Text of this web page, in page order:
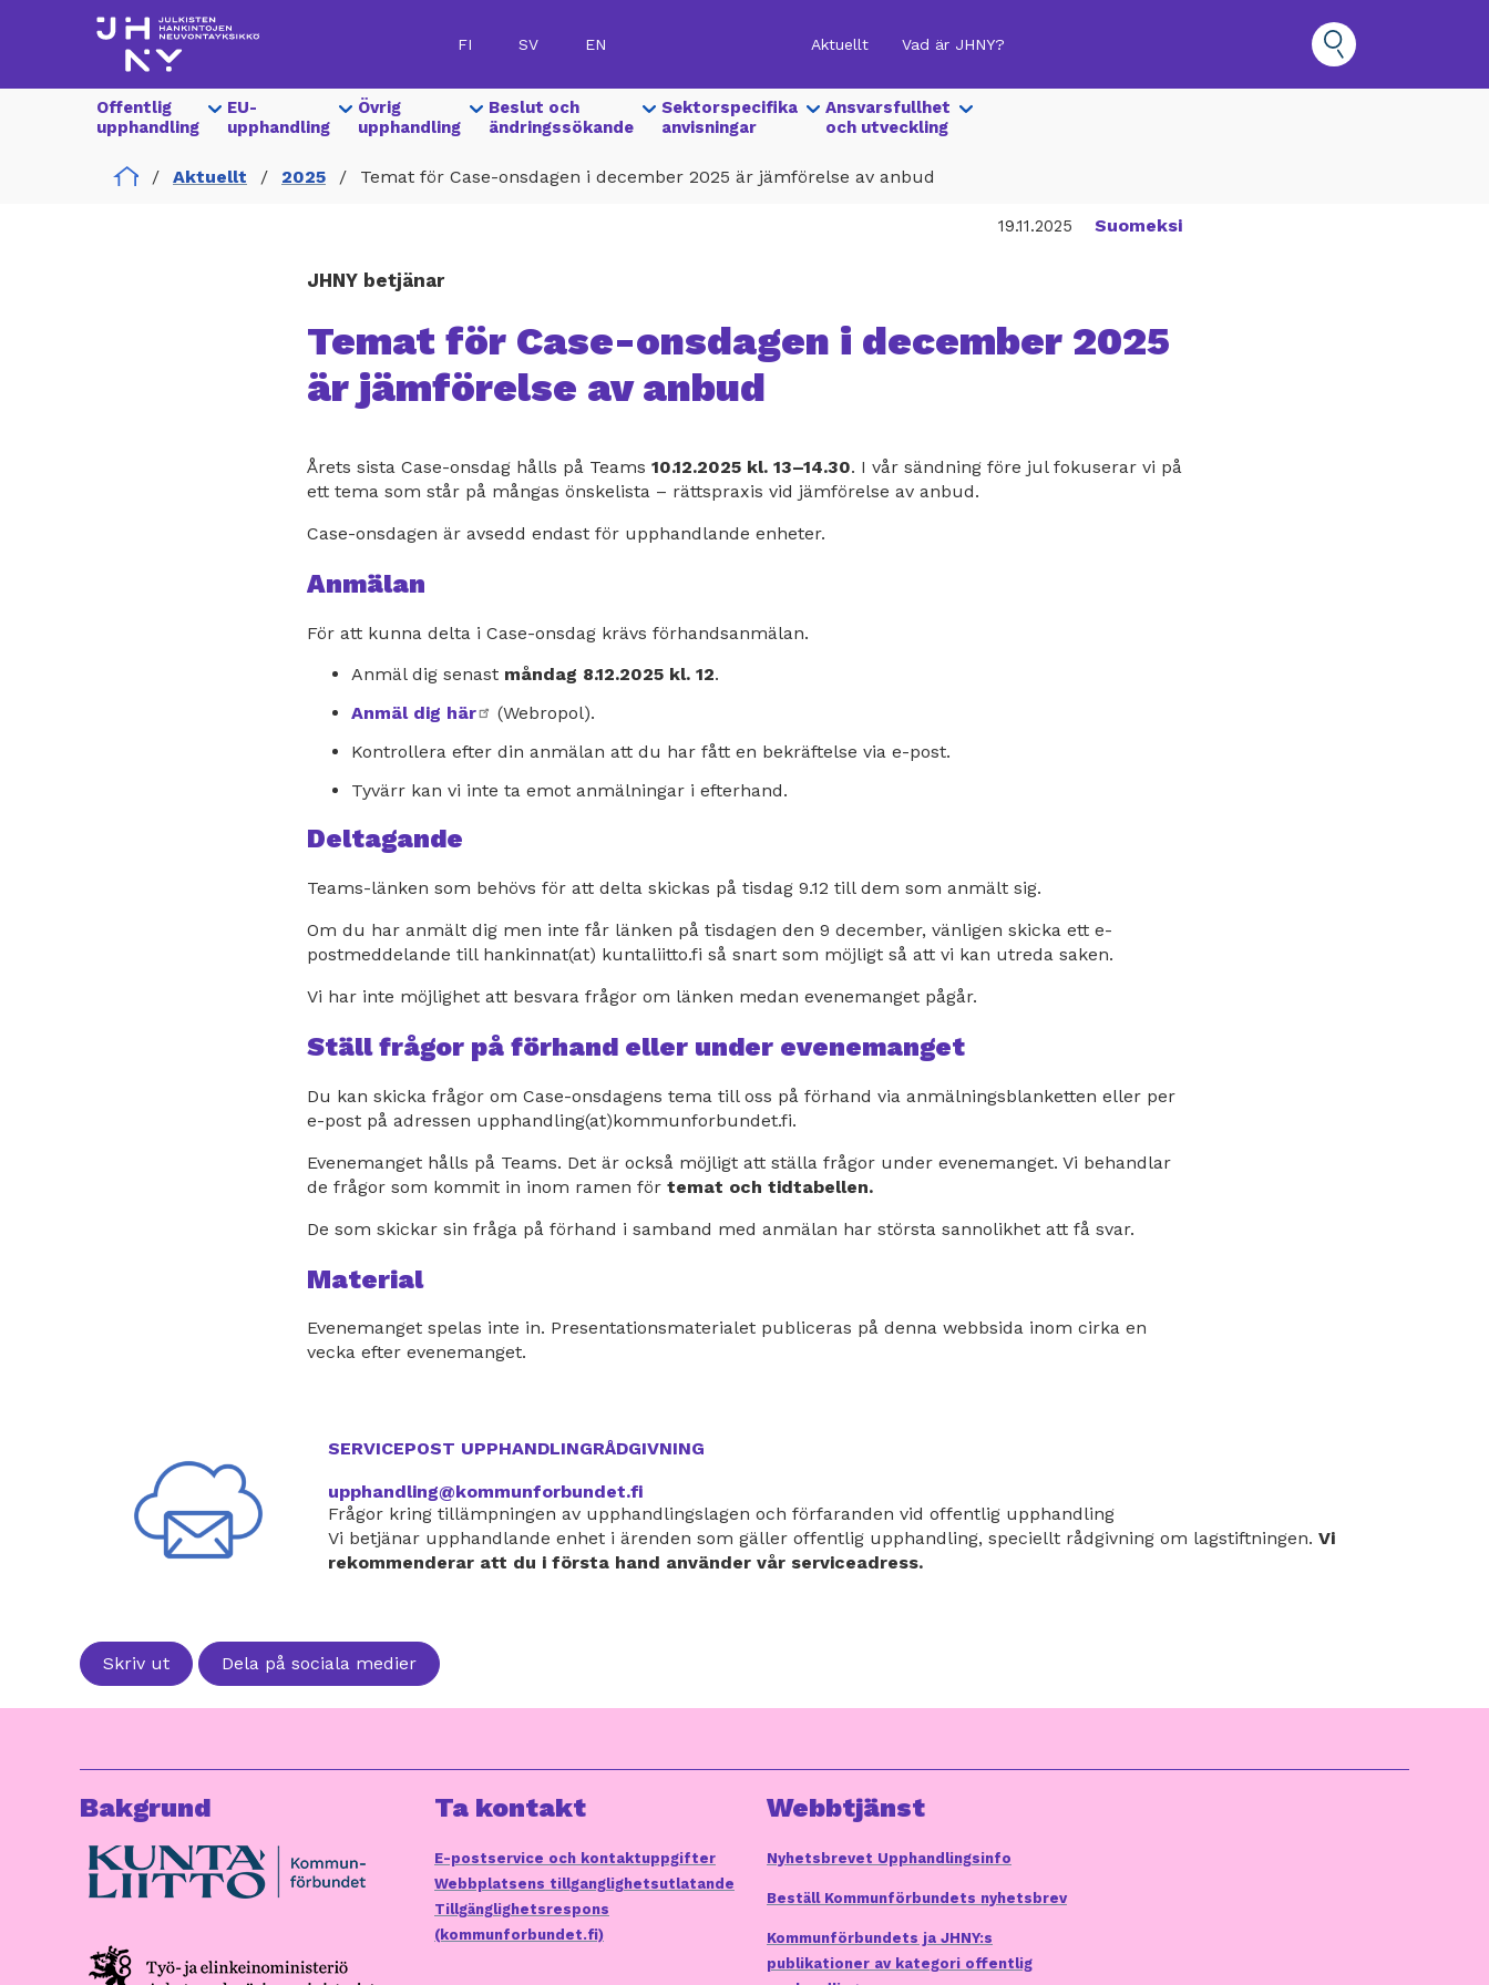
huvudinnehåll
FI SV EN
|
Ylävalikko
(SV)
Aktuellt Vad är JHNY?
Hankinnat
Show
submenu
Offentlig
upphandling
Show
submenu
EU-
upphandling
Show
submenu
Övrig
upphandling
Show
submenu
Beslut och
ändringssökande
Show
submenu
Sektorspecifika
anvisningar
Show
submenu
Ansvarsfullhet
och utveckling
Home Aktuellt 2025 Temat för Case-onsdagen i december 2025 är jämförelse av anbud
19.11.2025 Suomeksi
JHNY betjänar
Temat för Case-onsdagen i december 2025
är jämförelse av anbud
Årets sista Case-onsdag hålls på Teams 10.12.2025 kl. 13–14.30. I vår sändning före jul fokuserar vi på
ett tema som står på mångas önskelista – rättspraxis vid jämförelse av anbud.
Case-onsdagen är avsedd endast för upphandlande enheter.
Anmälan
För att kunna delta i Case-onsdag krävs förhandsanmälan.
Anmäl dig senast måndag 8.12.2025 kl. 12.
Anmäl dig här
extern
(Webropol).
Kontrollera efter din anmälan att du har fått en bekräftelse via e-post.
Tyvärr kan vi inte ta emot anmälningar i efterhand.
Deltagande
Teams-länken som behövs för att delta skickas på tisdag 9.12 till dem som anmält sig.
Om du har anmält dig men inte får länken på tisdagen den 9 december, vänligen skicka ett e-
postmeddelande till hankinnat(at) kuntaliitto.fi så snart som möjligt så att vi kan utreda saken.
Vi har inte möjlighet att besvara frågor om länken medan evenemanget pågår.
Ställ frågor på förhand eller under evenemanget
Du kan skicka frågor om Case-onsdagens tema till oss på förhand via anmälningsblanketten eller per
e-post på adressen upphandling(at)kommunforbundet.fi.
Evenemanget hålls på Teams. Det är också möjligt att ställa frågor under evenemanget. Vi behandlar
de frågor som kommit in inom ramen för temat och tidtabellen.
De som skickar sin fråga på förhand i samband med anmälan har största sannolikhet att få svar.
Material
Evenemanget spelas inte in. Presentationsmaterialet publiceras på denna webbsida inom cirka en
vecka efter evenemanget.
SERVICEPOST UPPHANDLINGRÅDGIVNING
upphandling@kommunforbundet.fi
Frågor kring tillämpningen av upphandlingslagen och förfaranden vid offentlig upphandling
Vi betjänar upphandlande enhet i ärenden som gäller offentlig upphandling, speciellt rådgivning om lagstiftningen. Vi
rekommenderar att du i första hand använder vår serviceadress.
Skriv ut Dela på sociala medier
Bakgrund Ta kontakt
E-postservice och kontaktuppgifter
Webbplatsens tillganglighetsutlatande
Tillgänglighetsrespons
(kommunforbundet.fi)
Webbtjänst
Nyhetsbrevet Upphandlingsinfo
Beställ Kommunförbundets nyhetsbrev
Kommunförbundets ja JHNY:s
publikationer av kategori offentlig